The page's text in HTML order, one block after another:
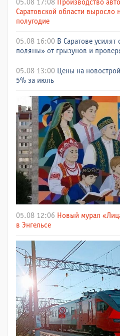
05.08 17:08 Производство
Саратовской области выросло
полугодие
05.08 16:00 В Саратове
поляны» от грызунов и
05.08 13:00 Цены на
5% за июль
05.08 12:06 Новый мурал
в Энгельсе